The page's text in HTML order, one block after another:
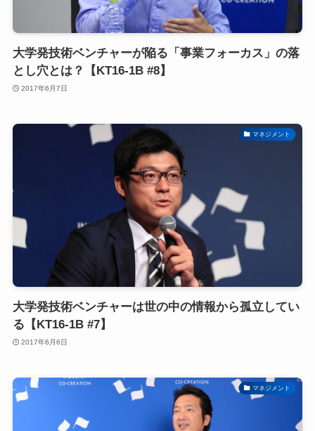
大学発技術ベンチャーが陥る「事業フォーカス」の落
とし穴とは？【KT16-1B #8】
2017年6月7日
マネジメント
大学発技術ベンチャーは世の中の情報から孤立してい
る【KT16-1B #7】
2017年6月6日
マネジメント